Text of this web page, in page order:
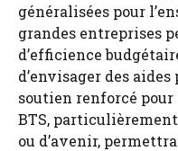
généralisées pour
grandes entreprises
d’efficience
d’envisager des
soutien renforcé pour
BTS,
ou d’avenir,